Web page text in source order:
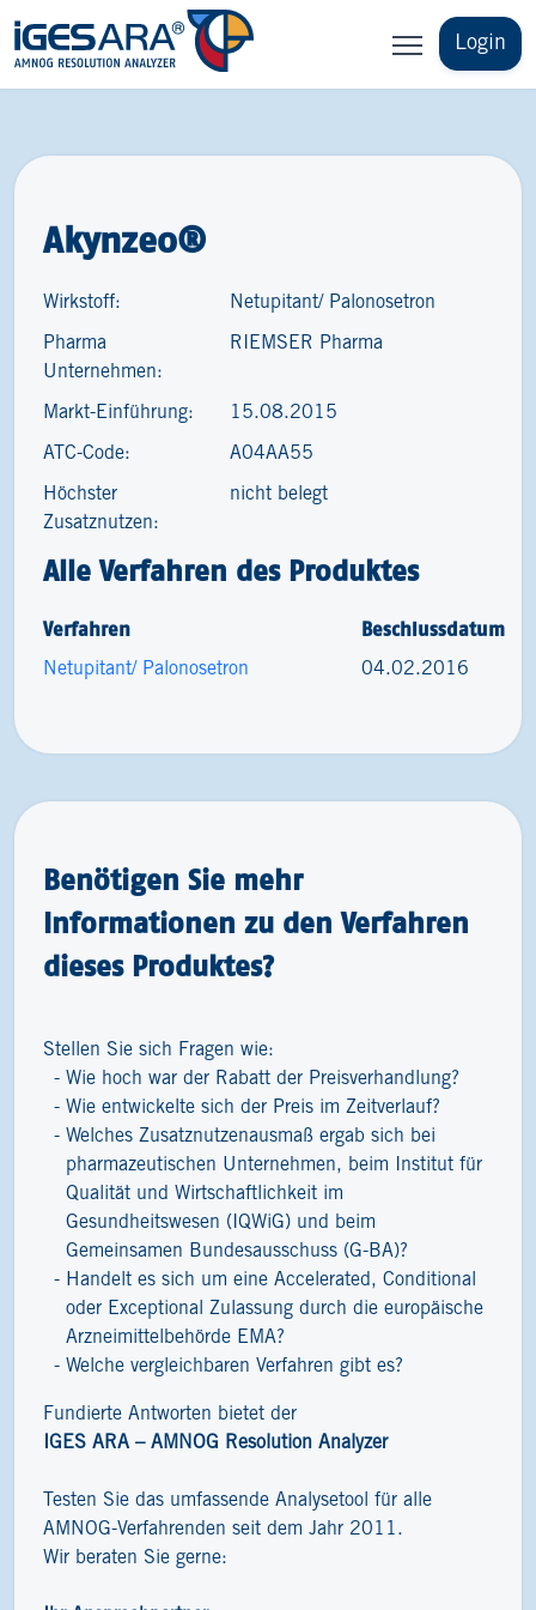
Login
Akynzeo®
Wirkstoff: Netupitant/ Palonosetron
Pharma
Unternehmen:
RIEMSER Pharma
Markt-Einführung: 15.08.2015
ATC-Code: A04AA55
Höchster
Zusatznutzen:
nicht belegt
Alle Verfahren des Produktes
Verfahren Beschlussdatum
Netupitant/ Palonosetron 04.02.2016
Benötigen Sie mehr
Informationen zu den Verfahren
dieses Produktes?
Stellen Sie sich Fragen wie:
Wie hoch war der Rabatt der Preisverhandlung?
Wie entwickelte sich der Preis im Zeitverlauf?
Welches Zusatznutzenausmaß ergab sich bei
pharmazeutischen Unternehmen, beim Institut für
Qualität und Wirtschaftlichkeit im
Gesundheitswesen (IQWiG) und beim
Gemeinsamen Bundesausschuss (G-BA)?
Handelt es sich um eine Accelerated, Conditional
oder Exceptional Zulassung durch die europäische
Arzneimittelbehörde EMA?
Welche vergleichbaren Verfahren gibt es?
Fundierte Antworten bietet der
IGES ARA – AMNOG Resolution Analyzer
Testen Sie das umfassende Analysetool für alle
AMNOG-Verfahrenden seit dem Jahr 2011.
Wir beraten Sie gerne: